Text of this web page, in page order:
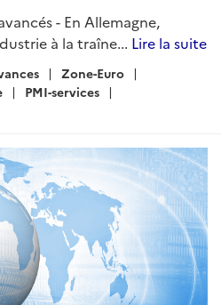
- En Allemagne,
à la traîne... Lire la suite
Zone-Euro
PMI-services